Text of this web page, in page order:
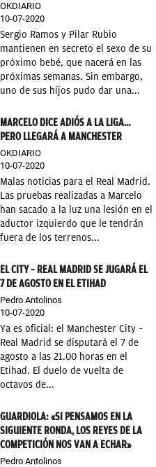
OKDIARIO
10-07-2020
Sergio Ramos y Pilar Rubio
mantienen en secreto el sexo de su
próximo bebé, que nacerá en las
próximas semanas. Sin embargo,
uno de sus hijos pudo dar una...
MARCELO DICE ADIÓS A LA LIGA…
PERO LLEGARÁ A MANCHESTER
OKDIARIO
10-07-2020
Malas noticias para el Real Madrid.
Las pruebas realizadas a Marcelo
han sacado a la luz una lesión en el
aductor izquierdo que le tendrán
fuera de los terrenos...
EL CITY – REAL MADRID SE JUGARÁ EL
7 DE AGOSTO EN EL ETIHAD
Pedro Antolinos
10-07-2020
Ya es oficial: el Manchester City –
Real Madrid se disputará el 7 de
agosto a las 21.00 horas en el
Etihad. El duelo de vuelta de
octavos de...
GUARDIOLA: «SI PENSAMOS EN LA
SIGUIENTE RONDA, LOS REYES DE LA
COMPETICIÓN NOS VAN A ECHAR»
Pedro Antolinos